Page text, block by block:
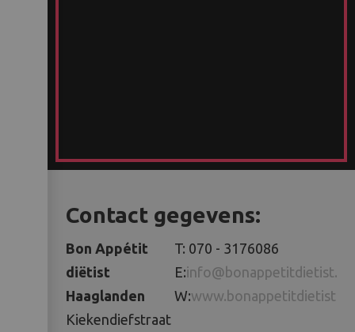
Contact gegevens:
Bon Appétit
diëtist
Haaglanden
Kiekendiefstraat
T: 070 - 3176086
E:info@bonappetitdietist.nl
W:www.bonappetitdietist.nl